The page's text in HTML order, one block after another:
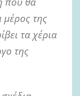
της
τα χέρια
της